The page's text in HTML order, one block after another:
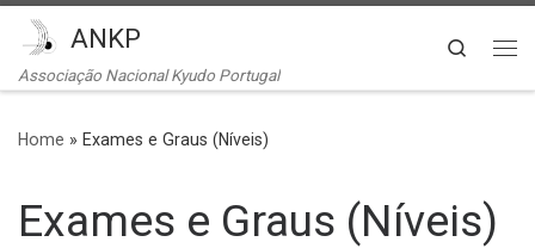
Skip to content
ANKP
Associação Nacional Kyudo Portugal
Search
Home » Exames e Graus (Níveis)
Exames e Graus (Níveis)